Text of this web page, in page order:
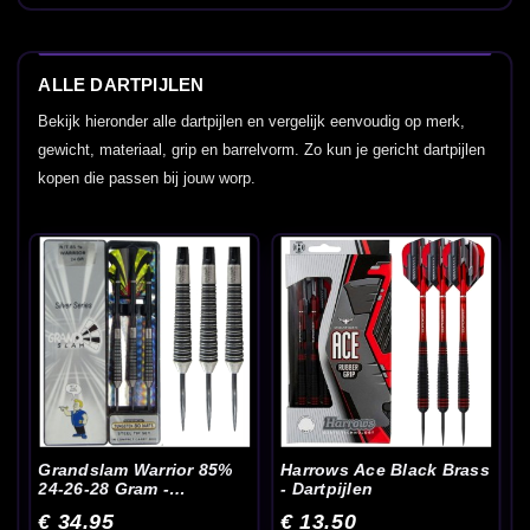
ALLE DARTPIJLEN
Bekijk hieronder alle dartpijlen en vergelijk eenvoudig op merk,
gewicht, materiaal, grip en barrelvorm. Zo kun je gericht dartpijlen
kopen die passen bij jouw worp.
Grandslam Warrior 85%
24-26-28 Gram -
€ 34.95
Harrows Ace Black Brass
- Dartpijlen
€ 13.50